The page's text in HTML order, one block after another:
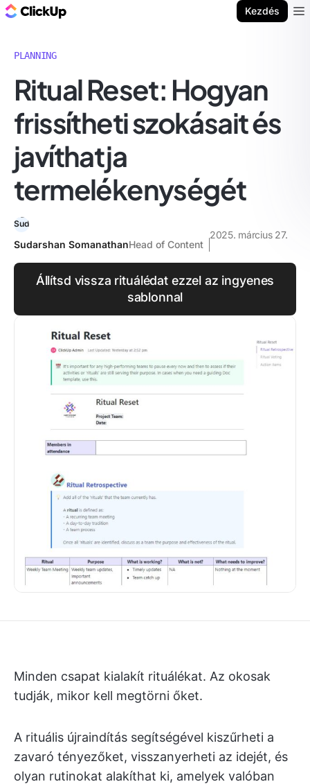
Kezdés
PLANNING
Ritual Reset: Hogyan
frissítheti szokásait és
javíthatja
termelékenységét
Sudarshan SomanathanHead of Content
2025. március 27.
Állítsd vissza rituálédat ezzel az ingyenes
sablonnal
Minden csapat kialakít rituálékat. Az okosak
tudják, mikor kell megtörni őket.
A rituális újraindítás segítségével kiszűrheti a
zavaró tényezőket, visszanyerheti az idejét, és
olyan rutinokat alakíthat ki, amelyek valóban